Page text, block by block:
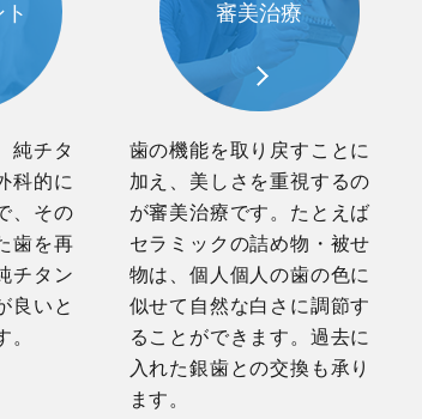
純チタ
科的に
、その
歯を再
チタン
良いと
。
審美治療
歯の機能を取り戻すことに
加え、美しさを重視するの
が審美治療です。たとえば
セラミックの詰め物・被せ
物は、個人個人の歯の色に
似せて自然な白さに調節す
ることができます。過去に
入れた銀歯との交換も承り
ます。